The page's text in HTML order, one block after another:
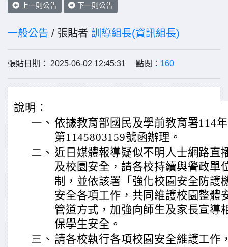
上一則公告 下一則公告
一般公告 / 張貼者 訓導組長(資訊組長)
張貼日期： 2025-06-02 12:45:31 點閱： 160
說明：
一、 依據教育部國民及學前教育署114
第1145803159號函辦理。
二、 近日媒體報導疑似不明人士網路直
及校園安全，請各校持續與警政單
制，並依該署「強化校園安全防護
安全各項工作，共同維護校園整體
管道方式，加強向師生及家長宣導
保學生安全。
三、 請各校執行各項校園安全維護工作